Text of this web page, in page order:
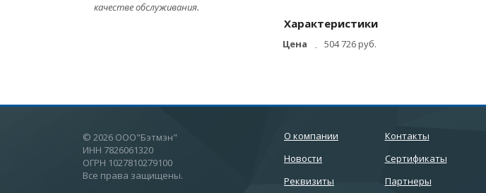
качестве обслуживания.
Характеристики
Цена 504 726 руб.
© 2026 ООО"Бэтмэн"
ИНН 7826061320
ОГРН 1027810279100
Все права защищены.
О компании
Новости
Реквизиты
Контакты
Сертификаты
Партнеры